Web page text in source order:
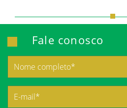
Fale conosco